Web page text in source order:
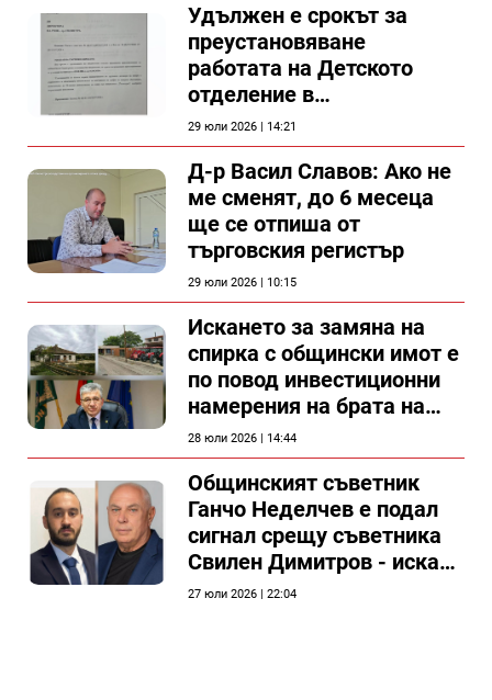
Удължен е срокът за
преустановяване
работата на Детското
отделение в
силистренската болница
29 юли 2026 | 14:21
Д-р Васил Славов: Ако не
ме сменят, до 6 месеца
ще се отпиша от
търговския регистър
29 юли 2026 | 10:15
Искането за замяна на
спирка с общински имот е
по повод инвестиционни
намерения на брата на
председателя на
Общински съвет Силистра
28 юли 2026 | 14:44
Общинският съветник
Ганчо Неделчев е подал
сигнал срещу съветника
Свилен Димитров - иска
етичната комисия на
27 юли 2026 | 22:04